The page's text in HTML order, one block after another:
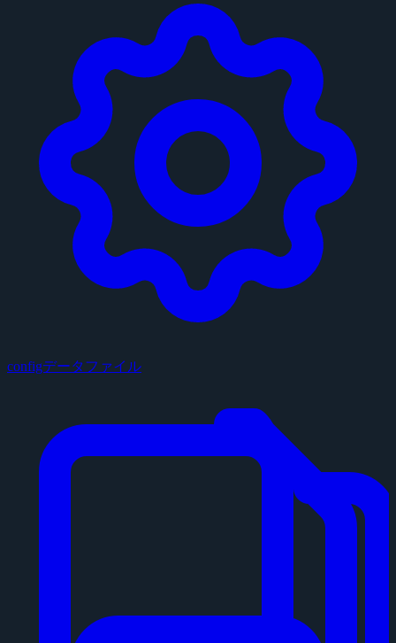
configデータファイル